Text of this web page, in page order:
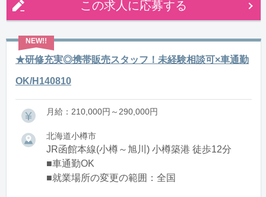
この求人に応募する
★研修充実◎携帯販売スタッフ！未経験相談可×車通勤
OK/H140810
月給：210,000円～290,000円
北海道小樽市
JR函館本線(小樽～旭川) 小樽築港 徒歩12分
■車通勤OK
■就業場所の変更の範囲：全国